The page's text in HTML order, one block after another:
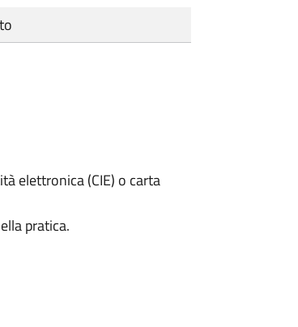
elettronica (CIE) o carta
pratica.